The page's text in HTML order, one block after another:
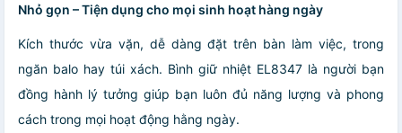
Nhỏ gọn – Tiện dụng cho mọi sinh hoạt hàng ngày
Kích thước vừa vặn, dễ dàng đặt trên bàn làm việc, trong
ngăn balo hay túi xách. Bình giữ nhiệt EL8347 là người bạn
đồng hành lý tưởng giúp bạn luôn đủ năng lượng và phong
cách trong mọi hoạt động hằng ngày.